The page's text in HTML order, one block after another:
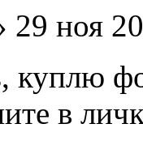
29 ноя
куплю
в